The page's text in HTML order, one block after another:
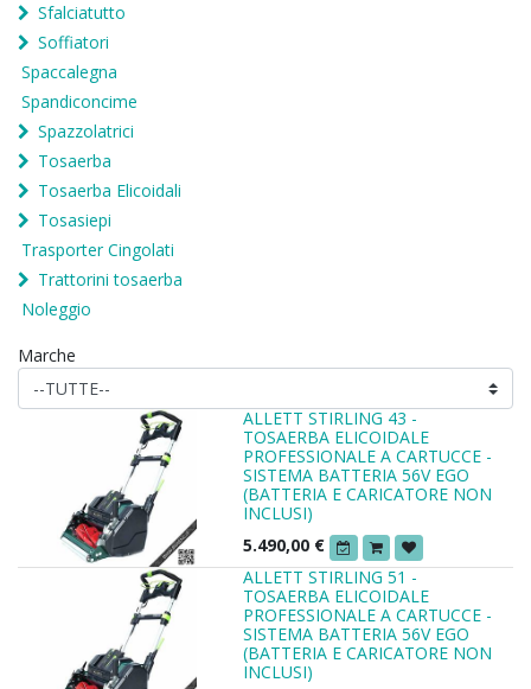
Sfalciatutto
Soffiatori
Spaccalegna
Spandiconcime
Spazzolatrici
Tosaerba
Tosaerba Elicoidali
Tosasiepi
Trasporter Cingolati
Trattorini tosaerba
Noleggio
Marche
ALLETT STIRLING 43 -
TOSAERBA ELICOIDALE
PROFESSIONALE A CARTUCCE -
SISTEMA BATTERIA 56V EGO
(BATTERIA E CARICATORE NON
INCLUSI)
5.490,00 €
ALLETT STIRLING 51 -
TOSAERBA ELICOIDALE
PROFESSIONALE A CARTUCCE -
SISTEMA BATTERIA 56V EGO
(BATTERIA E CARICATORE NON
INCLUSI)